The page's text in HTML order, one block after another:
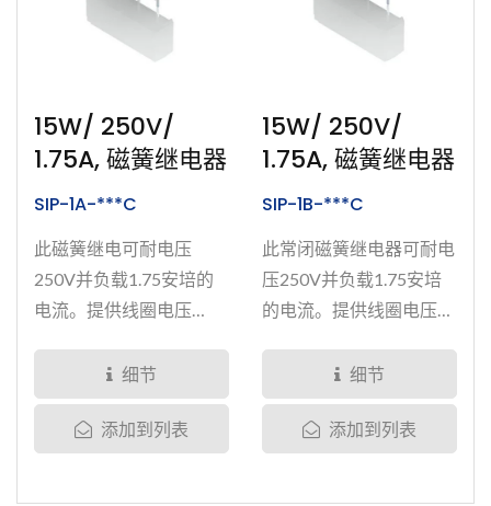
点强度测试、线圈强度测
试、突波高压高流测试、
动态与静态电阻测试、高
湿测试、高压测试、高温
测试、静电测试、老化制
成等。...
15W/ 250V/
1.75A, 磁簧继电器
SIP-1A-***C
此磁簧继电可耐电压
250V并负载1.75安培的
电流。提供线圈电压
产品均经过完整密封为加
强并确保产品的耐用性，
我们溅渡了钌、铑、铱、
细节
添加到列表
15W/ 250V/
1.75A, 磁簧继电器
SIP-1B-***C
此常闭磁簧继电器可耐电
压250V并负载1.75安培
的电流。提供线圈电压
细节
添加到列表